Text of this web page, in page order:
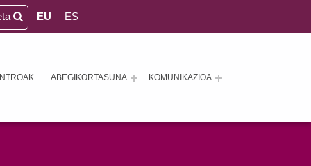
ABEGIKORTASUNA KOMUNIKAZIOA
EU ES